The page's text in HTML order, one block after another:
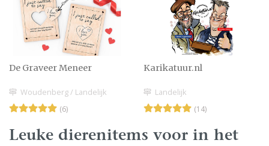
De Graveer Meneer
Woudenberg / Landelijk
(6)
Karikatuur.nl
Landelijk
(14)
Leuke dierenitems voor in het